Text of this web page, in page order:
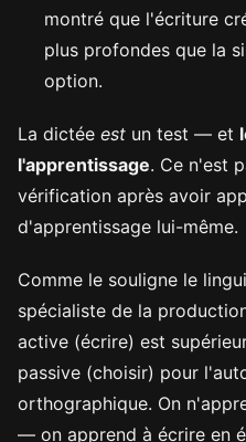
montré que l'écriture
plus profondes que la
option.
La dictée est un test — et
l'apprentissage. Ce n'est
vérification après avoir
d'apprentissage lui-même.
Comme le souligne le
spécialiste de la
active (écrire) est
passive (choisir) pour
orthographique. On
— on apprend à écrire en